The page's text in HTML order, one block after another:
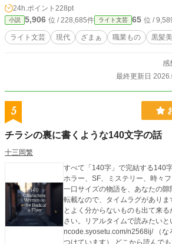
画期的な新素材に『アルフレッド
寸前まで育てていた。 ――そのすべてを、たった一日で奪
われる。 ある朝、会社の前にパトカー。ラボは封鎖。尊敬
する上司・西城蘭子は、機密情報
絶望する由芽。しかし、蘭子の
を取り戻す」 「アルフレッドも取り返す」 白
璧。問題が一つ。 ラボがない。 そんな由芽に手を差し伸
べてきたのが、会社の創業家の御
は、座馬。ゆえに社内での通称
「え？ なんでザマス？」 「昔
マスのドラキュラって」 「なんだっけ
そんなザマスが由芽に秘密のラ
妙に口うるさい。 「ハンカチは持ったか？」「私は小学生
か？」 「歯は磨いたか？」「合
な。栄養を取れ。睡眠時間も確保
24h.ポイント 228pt
小説 5,906 位 / 228,685件 ライト文芸 65 位 /
ライト文芸 現代 ざまぁ 職業もの 黒髪
感
最終更新日
5
チラシの裏に書くような140文字の話
十三岡繁
すべて「140字」で完結する140
ホラー、SF、ミステリー、時々
一口サイズの物語を、あなたの
転載なので、タイムラグがあり
とよく分からないものも出て来
さい。リアルタイムで読みたい
ncode.syosetu.com/n2568ij/ （な
つけています） どこから読んでも大丈夫です。 ・添加物まみ